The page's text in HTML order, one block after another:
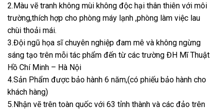
2.Màu vẽ tranh không mùi không độc hại thân thiên với môi
trường,thích hợp cho phòng máy lạnh ,phòng làm việc lau
chùi thoải mái.
3.Đội ngũ họa sĩ chuyên nghiệp đam mê và không ngừng
sáng tạo trên mỗi tác phẩm đến từ các trường ĐH Mĩ Thuật
Hồ Chí Minh – Hà Nội
4.Sản Phẩm được bảo hành 6 năm,(có phiếu bảo hành cho
khách hàng)
5.Nhận vẽ trên toàn quốc với 63 tỉnh thành và các đảo trên